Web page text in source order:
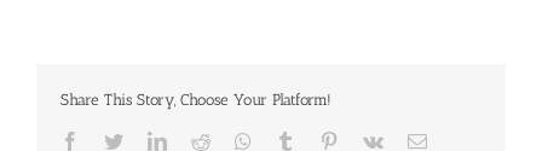
Share This Story, Choose Your Platform!
Facebook
TwitterLinkedIn
Reddit Whatsapp
Tumblr Pinterest
Vk Email